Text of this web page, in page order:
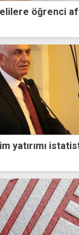
öğrenci
yatırımı